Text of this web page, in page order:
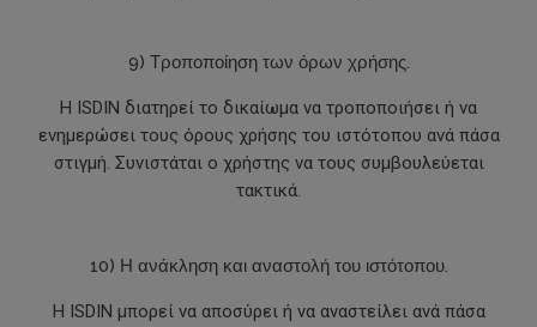
9) Τροποποίηση των όρων χρήσης.
Η ISDIN διατηρεί το δικαίωμα να τροποποιήσει ή να
ενημερώσει τους όρους χρήσης του ιστότοπου ανά πάσα
στιγμή. Συνιστάται ο χρήστης να τους συμβουλεύεται
τακτικά.
10) Η ανάκληση και αναστολή του ιστότοπου.
Η ISDIN μπορεί να αποσύρει ή να αναστείλει ανά πάσα